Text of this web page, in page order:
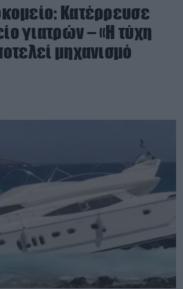
Κατέρρευσε
γιατρών – «Η τύχη
μηχανισμό